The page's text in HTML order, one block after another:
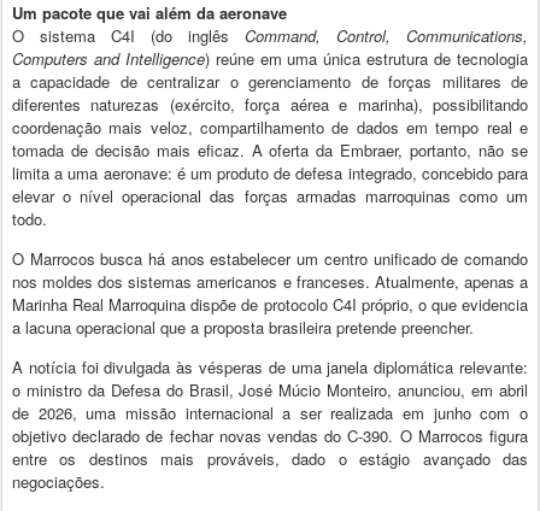
Um pacote que vai além da aeronave
O sistema C4I (do inglês Command, Control, Communications,
Computers and Intelligence) reúne em uma única estrutura de tecnologia
a capacidade de centralizar o gerenciamento de forças militares de
diferentes naturezas (exército, força aérea e marinha), possibilitando
coordenação mais veloz, compartilhamento de dados em tempo real e
tomada de decisão mais eficaz. A oferta da Embraer, portanto, não se
limita a uma aeronave: é um produto de defesa integrado, concebido para
elevar o nível operacional das forças armadas marroquinas como um
todo.
O Marrocos busca há anos estabelecer um centro unificado de comando
nos moldes dos sistemas americanos e franceses. Atualmente, apenas a
Marinha Real Marroquina dispõe de protocolo C4I próprio, o que evidencia
a lacuna operacional que a proposta brasileira pretende preencher.
A notícia foi divulgada às vésperas de uma janela diplomática relevante:
o ministro da Defesa do Brasil, José Múcio Monteiro, anunciou, em abril
de 2026, uma missão internacional a ser realizada em junho com o
objetivo declarado de fechar novas vendas do C-390. O Marrocos figura
entre os destinos mais prováveis, dado o estágio avançado das
negociações.